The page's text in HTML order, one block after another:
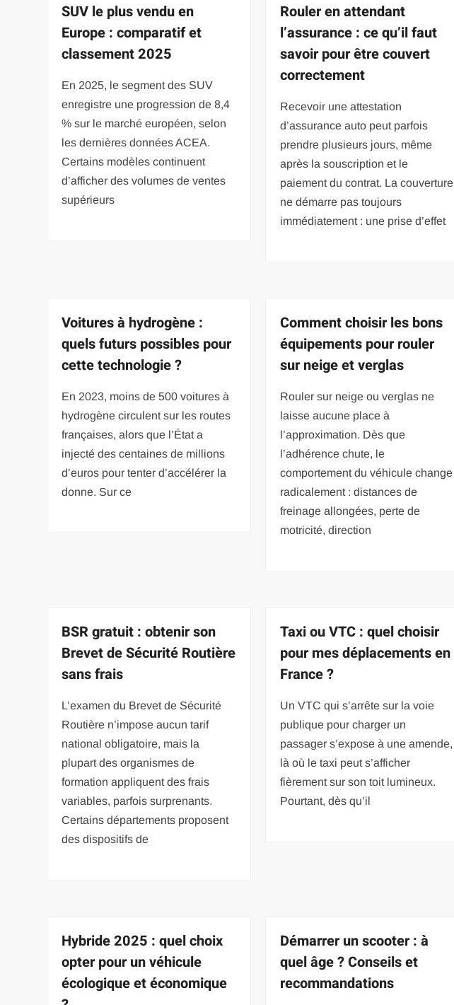
SUV le plus vendu en
Europe : comparatif et
classement 2025
En 2025, le segment des SUV
enregistre une progression de 8,4
% sur le marché européen, selon
les dernières données ACEA.
Certains modèles continuent
d’afficher des volumes de ventes
supérieurs
Rouler en attendant
l’assurance : ce qu’il faut
savoir pour être couvert
correctement
Recevoir une attestation
d’assurance auto peut parfois
prendre plusieurs jours, même
après la souscription et le
paiement du contrat. La couverture
ne démarre pas toujours
immédiatement : une prise d’effet
Voitures à hydrogène :
quels futurs possibles pour
cette technologie ?
En 2023, moins de 500 voitures à
hydrogène circulent sur les routes
françaises, alors que l’État a
injecté des centaines de millions
d’euros pour tenter d’accélérer la
donne. Sur ce
Comment choisir les bons
équipements pour rouler
sur neige et verglas
Rouler sur neige ou verglas ne
laisse aucune place à
l’approximation. Dès que
l’adhérence chute, le
comportement du véhicule change
radicalement : distances de
freinage allongées, perte de
motricité, direction
BSR gratuit : obtenir son
Brevet de Sécurité Routière
sans frais
L’examen du Brevet de Sécurité
Routière n’impose aucun tarif
national obligatoire, mais la
plupart des organismes de
formation appliquent des frais
variables, parfois surprenants.
Certains départements proposent
des dispositifs de
Taxi ou VTC : quel choisir
pour mes déplacements en
France ?
Un VTC qui s’arrête sur la voie
publique pour charger un
passager s’expose à une amende,
là où le taxi peut s’afficher
fièrement sur son toit lumineux.
Pourtant, dès qu’il
Hybride 2025 : quel choix
opter pour un véhicule
écologique et économique
Démarrer un scooter : à
quel âge ? Conseils et
recommandations